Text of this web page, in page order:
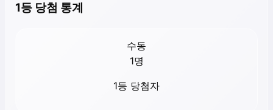
1등 당첨 통계
수동
1명
1등 당첨자